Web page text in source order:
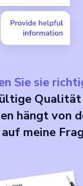
Sie sie
Qualität
hängt von
meine